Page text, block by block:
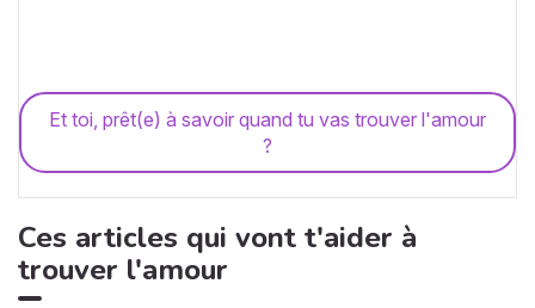
Et toi, prêt(e) à savoir quand tu vas trouver l'amour
?
Ces articles qui vont t'aider à
trouver l'amour